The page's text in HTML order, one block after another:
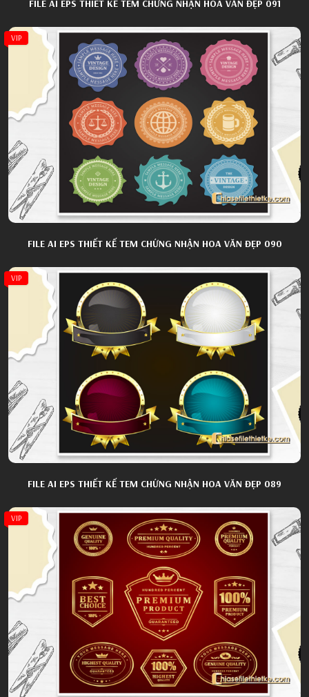
FILE AI EPS THIẾT KẾ TEM CHỨNG NHẬN HOA VĂN ĐẸP 091
VIP
FILE AI EPS THIẾT KẾ TEM CHỨNG NHẬN HOA VĂN ĐẸP 090
VIP
FILE AI EPS THIẾT KẾ TEM CHỨNG NHẬN HOA VĂN ĐẸP 089
VIP